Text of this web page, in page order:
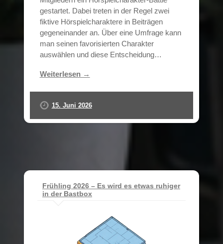
gestartet. Dabei treten in der Regel zwei
fiktive Hörspielcharaktere in Beiträgen
gegeneinander an. Über eine Umfrage kann
man seinen favorisierten Charakter
auswählen und diese Entscheidung…
Weiterlesen →
15. Juni 2026
Frühling 2026 – Es wird es etwas ruhiger
in der Bastbox